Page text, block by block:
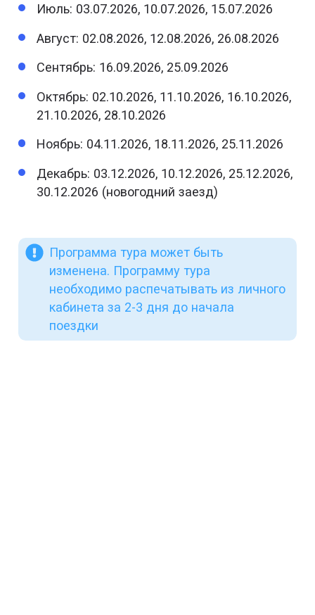
Июль: 03.07.2026, 10.07.2026, 15.07.2026
Август: 02.08.2026, 12.08.2026, 26.08.2026
Сентябрь: 16.09.2026, 25.09.2026
Октябрь: 02.10.2026, 11.10.2026, 16.10.2026,
21.10.2026, 28.10.2026
Ноябрь: 04.11.2026, 18.11.2026, 25.11.2026
Декабрь: 03.12.2026, 10.12.2026, 25.12.2026,
30.12.2026 (новогодний заезд)
Программа тура может быть
изменена. Программу тура
необходимо распечатывать из личного
кабинета за 2-3 дня до начала
поездки